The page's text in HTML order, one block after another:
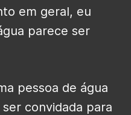
em geral, eu
parece ser
pessoa de água
convidada para